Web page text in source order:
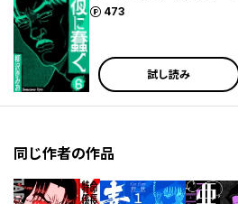
473
ポイント
試し読み
同じ作者の作品